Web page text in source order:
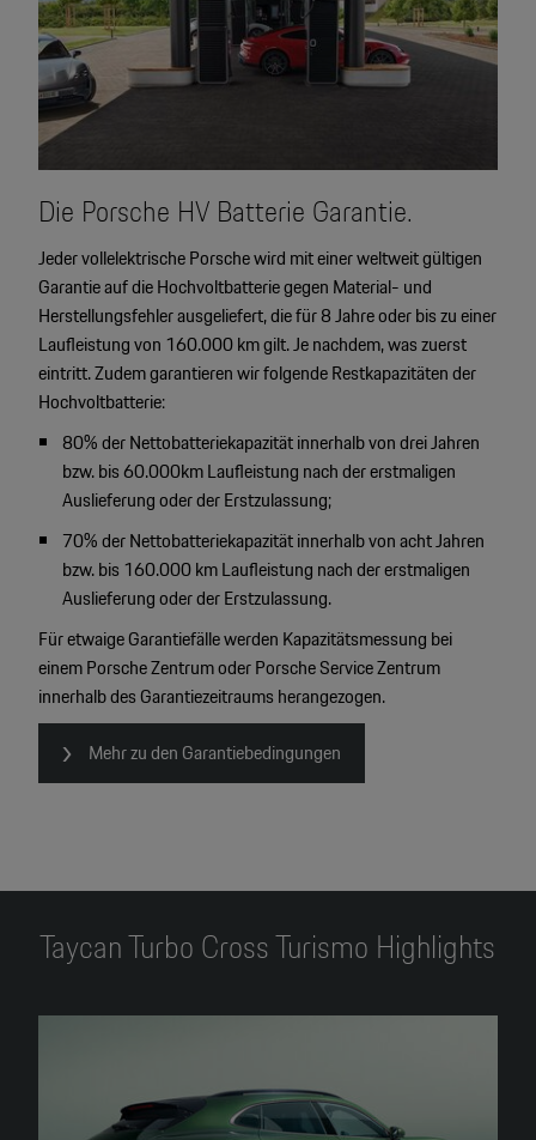
Gedrückt halten für Sound
Die Porsche HV Batterie Garantie.
Jeder vollelektrische Porsche wird mit einer weltweit gültigen
Garantie auf die Hochvoltbatterie gegen Material- und
Herstellungsfehler ausgeliefert, die für 8 Jahre oder bis zu einer
Laufleistung von 160.000 km gilt. Je nachdem, was zuerst
eintritt. Zudem garantieren wir folgende Restkapazitäten der
Hochvoltbatterie:
80% der Nettobatteriekapazität innerhalb von drei Jahren
bzw. bis 60.000km Laufleistung nach der erstmaligen
Auslieferung oder der Erstzulassung;
70% der Nettobatteriekapazität innerhalb von acht Jahren
bzw. bis 160.000 km Laufleistung nach der erstmaligen
Auslieferung oder der Erstzulassung.
Für etwaige Garantiefälle werden Kapazitätsmessung bei
einem Porsche Zentrum oder Porsche Service Zentrum
innerhalb des Garantiezeitraums herangezogen.
Mehr zu den Garantiebedingungen
Taycan Turbo Cross Turismo Highlights
2